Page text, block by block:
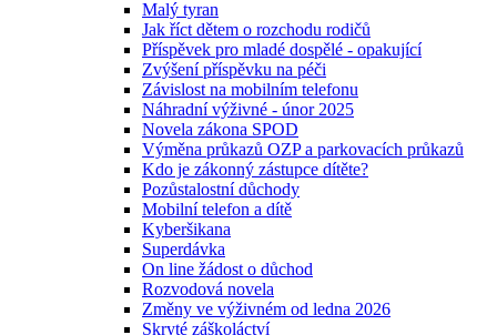
Malý tyran
Jak říct dětem o rozchodu rodičů
Příspěvek pro mladé dospělé - opakující
Zvýšení příspěvku na péči
Závislost na mobilním telefonu
Náhradní výživné - únor 2025
Novela zákona SPOD
Výměna průkazů OZP a parkovacích průkazů
Kdo je zákonný zástupce dítěte?
Pozůstalostní důchody
Mobilní telefon a dítě
Kyberšikana
Superdávka
On line žádost o důchod
Rozvodová novela
Změny ve výživném od ledna 2026
Skryté záškoláctví